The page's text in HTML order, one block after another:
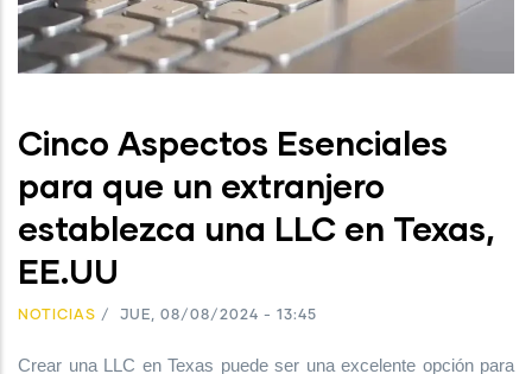
Cinco Aspectos Esenciales
para que un extranjero
establezca una LLC en Texas,
EE.UU
NOTICIAS / JUE, 08/08/2024 - 13:45
Crear una LLC en Texas puede ser una excelente opción para